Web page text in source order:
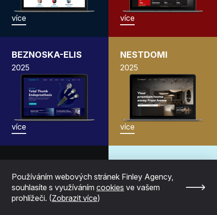
více více
BEZNOSKA-ELIS
2025
více
NESTDOMI
2025
více
Aplikace
2024
Callsheduling
2024
Používáním webových stránek Finley Agency,
souhlasíte s využíváním cookies ve vašem
prohlížeči. (Zobrazit více)